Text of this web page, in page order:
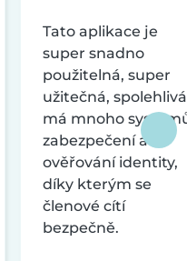
Tato aplikace je
super snadno
použitelná, super
užitečná,
má mnoho
zabezpečení a
ověřování identity,
díky kterým se
členové cítí
bezpečně.